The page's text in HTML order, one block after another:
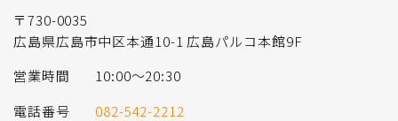
〒730-0035
広島県広島市中区本通10-1 広島パルコ本館9F
営業時間
10:00～20:30
電話番号
082-542-2212